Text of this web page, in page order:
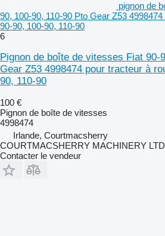
pignon de
90, 100-90, 110-90 Pto Gear Z53
90-90, 100-90, 110-90
6
Pignon de boîte de vitesses Fiat 90-
Gear Z53 4998474 pour tracteur à
90, 110-90
100 €
Pignon de boîte de vitesses
4998474
Irlande, Courtmacsherry
COURTMACSHERRY MACHINERY LTD
Contacter le vendeur